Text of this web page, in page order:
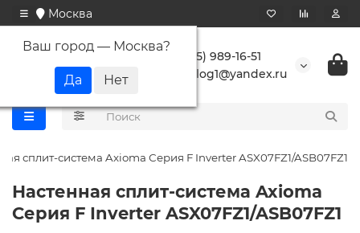
Москва
Ваш город — Москва?
+7 (495) 989-16-51
buranlog1@yandex.ru
сплит-система Axioma Серия F Inverter ASX07FZ1/ASB07FZ1
Настенная сплит-система Axioma
Серия F Inverter ASX07FZ1/ASB07FZ1